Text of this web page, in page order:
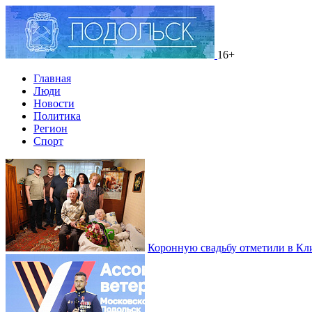
16+
Главная
Люди
Новости
Политика
Регион
Спорт
Коронную свадьбу отметили в